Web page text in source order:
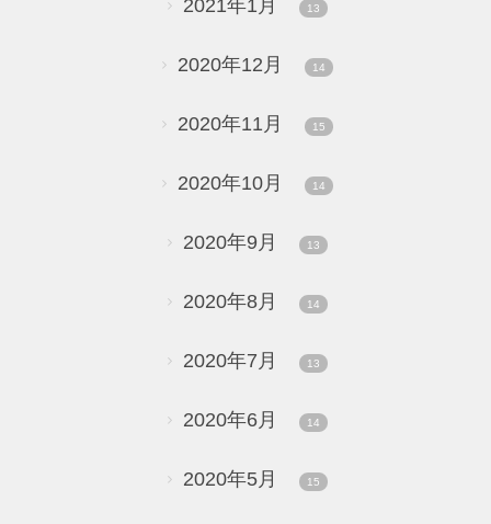
2021年1月 13
2020年12月 14
2020年11月 15
2020年10月 14
2020年9月 13
2020年8月 14
2020年7月 13
2020年6月 14
2020年5月 15